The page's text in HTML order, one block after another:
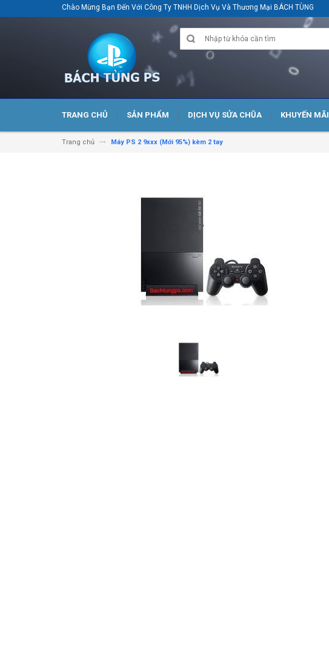
Chào Mừng Bạn Đến Với Công Ty TNHH Dịch Vụ Và Thương Mại BÁCH TÙNG
TRANG CHỦ SẢN PHẨM DỊCH VỤ SỬA CHŨA KHUYẾN MÃI
Trang chủ Máy PS 2 9xxx (Mới 95%) kèm 2 tay